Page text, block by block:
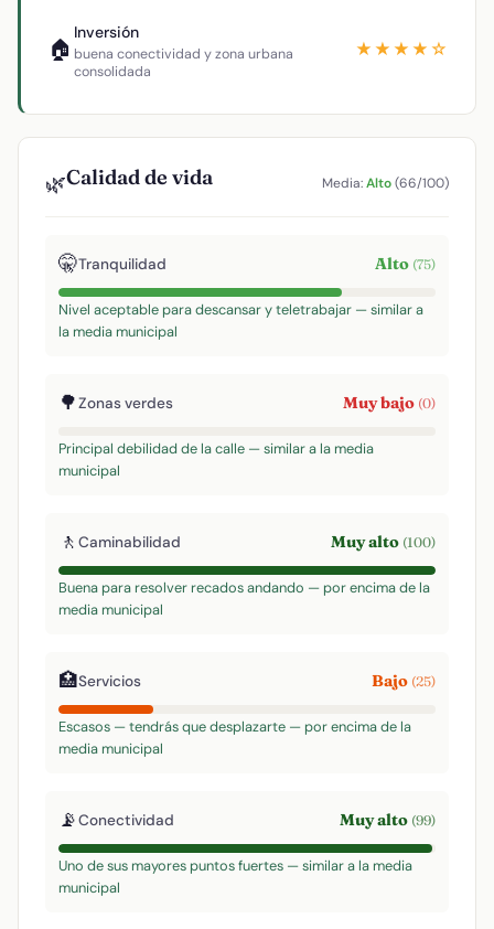
🏠
Inversión
buena conectividad y zona urbana
consolidada
★★★★☆
🌿Calidad de vida Media:Alto(66/100)
🤫Tranquilidad Alto (75)
Nivel aceptable para descansar y teletrabajar — similar a
la media municipal
🌳Zonas verdes Muy bajo (0)
Principal debilidad de la calle — similar a la media
municipal
🚶 Caminabilidad Muy alto (100)
Buena para resolver recados andando — por encima de la
media municipal
🏥Servicios Bajo (25)
Escasos — tendrás que desplazarte — por encima de la
media municipal
📡Conectividad Muy alto (99)
Uno de sus mayores puntos fuertes — similar a la media
municipal